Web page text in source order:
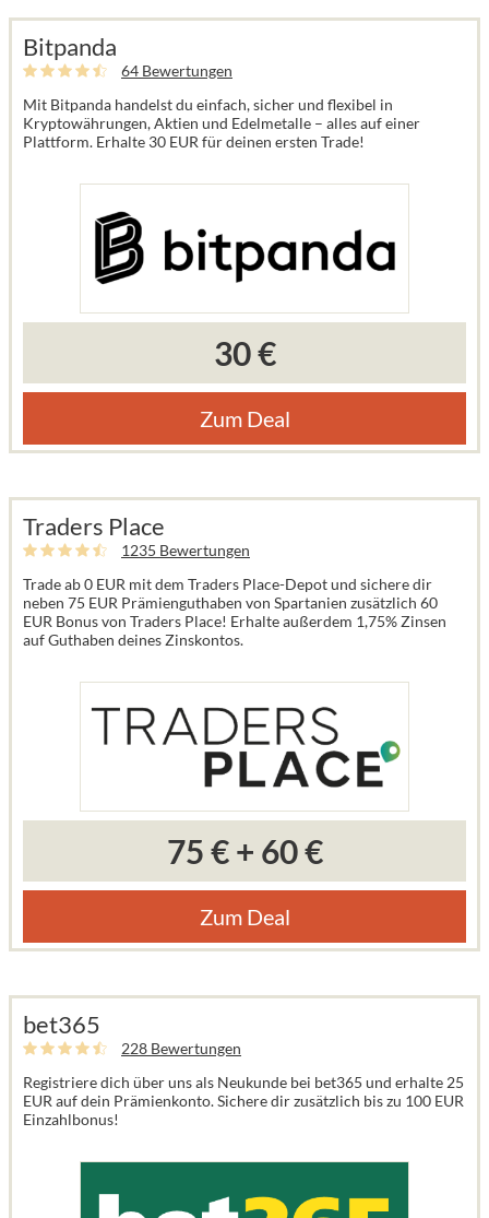
Bitpanda
64 Bewertungen
Mit Bitpanda handelst du einfach, sicher und flexibel in
Kryptowährungen, Aktien und Edelmetalle – alles auf einer
Plattform. Erhalte 30 EUR für deinen ersten Trade!
30 €
Zum Deal
Traders Place
1235 Bewertungen
Trade ab 0 EUR mit dem Traders Place-Depot und sichere dir
neben 75 EUR Prämienguthaben von Spartanien zusätzlich 60
EUR Bonus von Traders Place! Erhalte außerdem 1,75% Zinsen
auf Guthaben deines Zinskontos.
75 €+ 60 €
Zum Deal
bet365
228 Bewertungen
Registriere dich über uns als Neukunde bei bet365 und erhalte 25
EUR auf dein Prämienkonto. Sichere dir zusätzlich bis zu 100 EUR
Einzahlbonus!